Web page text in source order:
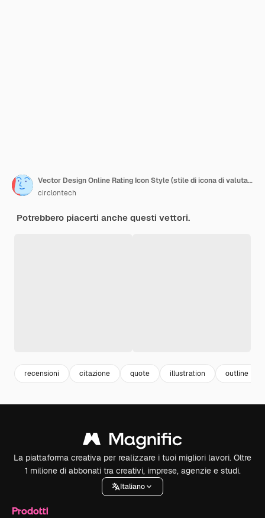
Vector Design Online Rating Icon Style (stile di icona di valutazione vettoriale)
circlontech
Potrebbero piacerti anche questi vettori.
recensioni citazione quote illustration outline
La piattaforma creativa per realizzare i tuoi migliori lavori. Oltre
1 milione di abbonati tra creativi, imprese, agenzie e studi.
Italiano
Prodotti